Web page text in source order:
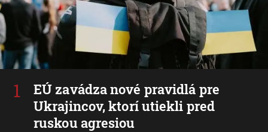
EÚ zavádza nové pravidlá pre
Ukrajincov, ktorí utiekli pred
ruskou agresiou